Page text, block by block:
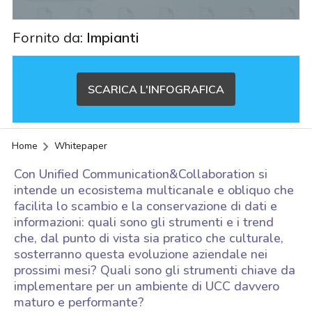
Fornito da: Impianti
SCARICA L'INFOGRAFICA
Home Whitepaper
Con Unified Communication&Collaboration si
intende un ecosistema multicanale e obliquo che
facilita lo scambio e la conservazione di dati e
informazioni: quali sono gli strumenti e i trend
che, dal punto di vista sia pratico che culturale,
sosterranno questa evoluzione aziendale nei
prossimi mesi? Quali sono gli strumenti chiave da
implementare per un ambiente di UCC davvero
maturo e performante?